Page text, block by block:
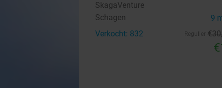
SkagaVenture
Schagen 9
Verkocht: 832 €30